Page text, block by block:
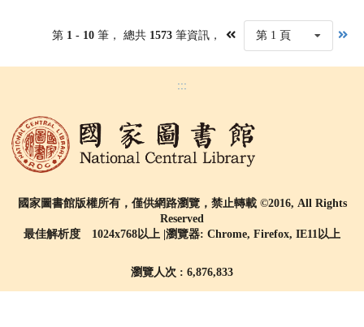
第 1 - 10 筆， 總共 1573筆資訊， 第 1 頁
:::
國家圖書館版權所有，僅供網路瀏覽，禁止轉載 ©2016, All Rights
Reserved
最佳解析度 1024x768以上 |瀏覽器: Chrome, Firefox, IE11以上
瀏覽人次 : 6,876,833